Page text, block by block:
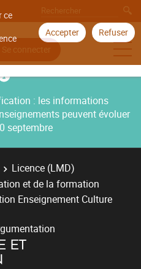
ce
Accepter Refuser
Se connecter
: les informations
peuvent évoluer
septembre
Licence (LMD)
et de la formation
Enseignement Culture
ET